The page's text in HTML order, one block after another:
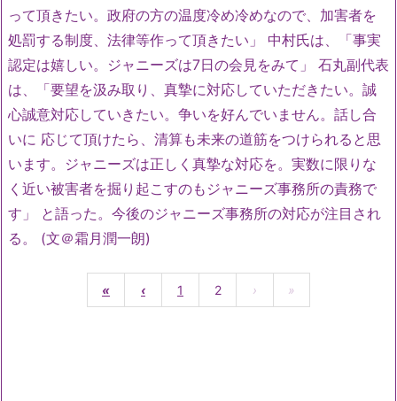
って頂きたい。 政府の方の温度冷め冷めなので、加害者を
処罰する制度、法律等作って頂きたい」 中村氏は、「事実
認定は嬉しい。ジャニーズは7日の会見をみて」 石丸副代表
は、「要望を汲み取り、真摯に対応していただきたい。 誠
心誠意対応していきたい。争いを好んでいません。話し合
いに 応じて頂けたら、清算も未来の道筋をつけられると思
います。 ジャニーズは正しく真摯な対応を。 実数に限りな
く近い被害者を掘り起こすのもジャニーズ事務所の責務で
す」 と語った。今後のジャニーズ事務所の対応が注目され
る。 (文＠霜月潤一朗)
« ‹ 1 2 › »